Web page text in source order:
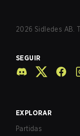
2026 Sidledes AB.
SEGUIR
EXPLORAR
Partidas